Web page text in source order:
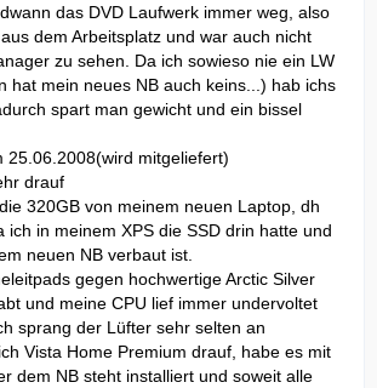
das DVD Laufwerk immer weg, also
dem Arbeitsplatz und war auch nicht
zu sehen. Da ich sowieso nie ein LW
hat mein neues NB auch keins...) hab ichs
spart man gewicht und ein bissel
25.06.2008(wird mitgeliefert)
drauf
320GB von meinem neuen Laptop, dh
ich in meinem XPS die SSD drin hatte und
neuen NB verbaut ist.
gegen hochwertige Arctic Silver
und meine CPU lief immer undervoltet
sprang der Lüfter sehr selten an
Vista Home Premium drauf, habe es mit
dem NB steht installiert und soweit alle